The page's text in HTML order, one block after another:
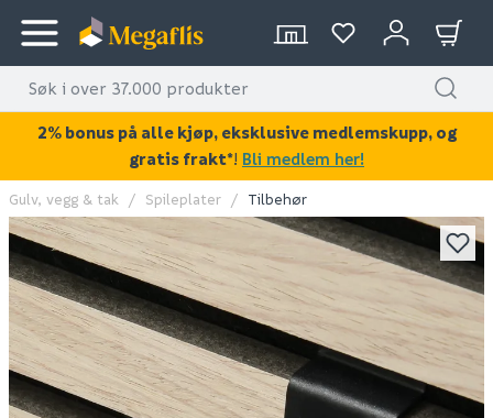
KAN DISSE VÆRE AV INTERESSE?
Gulv, vegg & tak Spileplater Tilbehør
2% bonus på alle kjøp, eksklusive medlemskupp, og
gratis frakt*! Bli medlem her!